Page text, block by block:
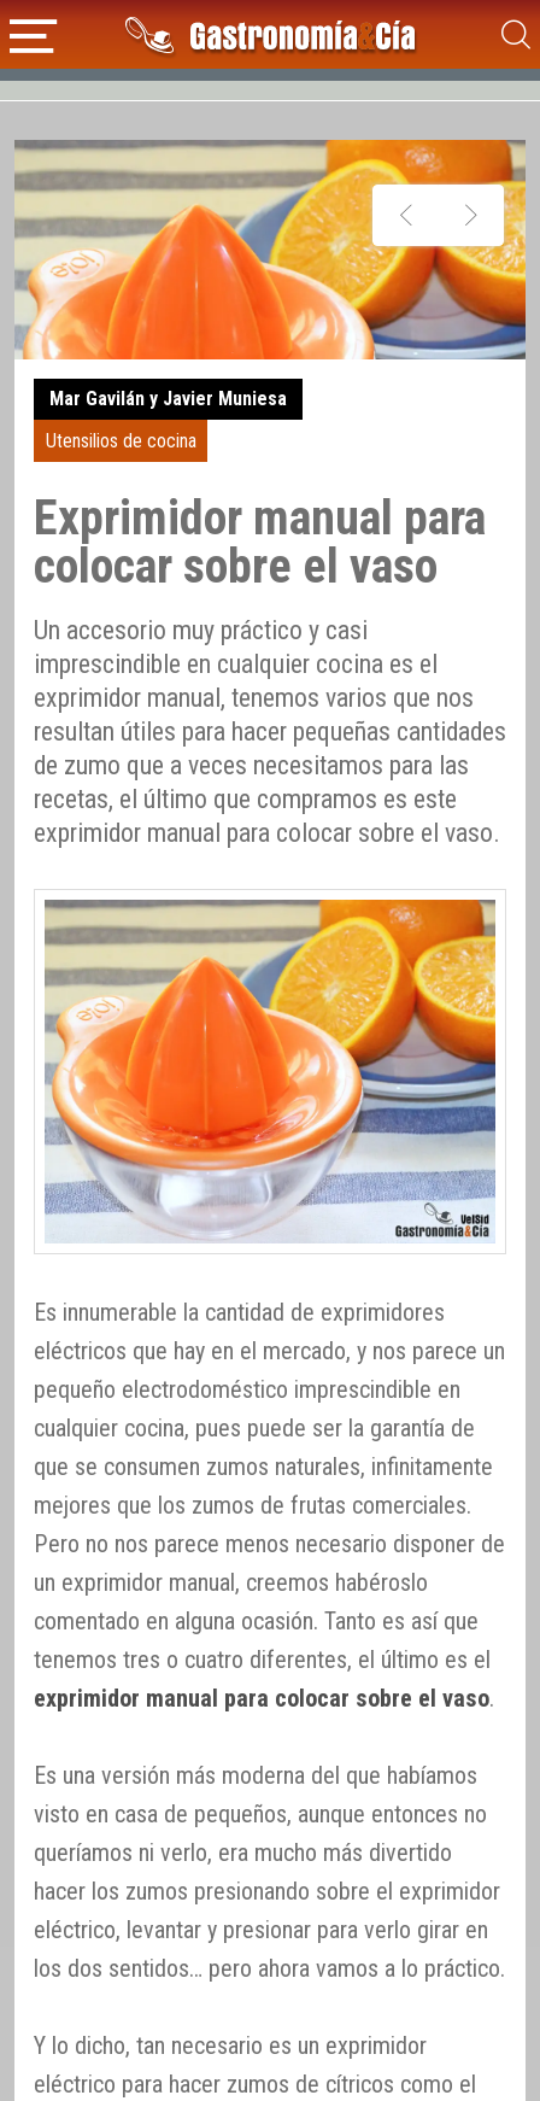
Mar Gavilán y Javier Muniesa
Utensilios de cocina
Exprimidor manual para
colocar sobre el vaso
Un accesorio muy práctico y casi
imprescindible en cualquier cocina es el
exprimidor manual, tenemos varios que nos
resultan útiles para hacer pequeñas cantidades
de zumo que a veces necesitamos para las
recetas, el último que compramos es este
exprimidor manual para colocar sobre el vaso.
Es innumerable la cantidad de exprimidores
eléctricos que hay en el mercado, y nos parece un
pequeño electrodoméstico imprescindible en
cualquier cocina, pues puede ser la garantía de
que se consumen zumos naturales, infinitamente
mejores que los zumos de frutas comerciales.
Pero no nos parece menos necesario disponer de
un exprimidor manual, creemos habéroslo
comentado en alguna ocasión. Tanto es así que
tenemos tres o cuatro diferentes, el último es el
exprimidor manual para colocar sobre el vaso.
Es una versión más moderna del que habíamos
visto en casa de pequeños, aunque entonces no
queríamos ni verlo, era mucho más divertido
hacer los zumos presionando sobre el exprimidor
eléctrico, levantar y presionar para verlo girar en
los dos sentidos… pero ahora vamos a lo práctico.
Y lo dicho, tan necesario es un exprimidor
eléctrico para hacer zumos de cítricos como el